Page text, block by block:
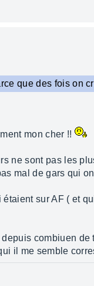
que des fois on
mon cher !!
ne sont pas les
mal de gars qui
étaient sur AF ( et
combiuen
il me semble